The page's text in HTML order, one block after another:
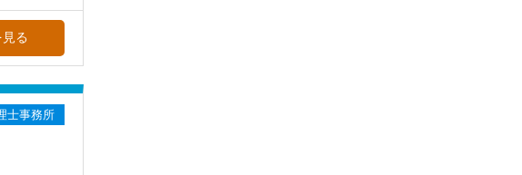
る方が多
ができま
る
士事務所